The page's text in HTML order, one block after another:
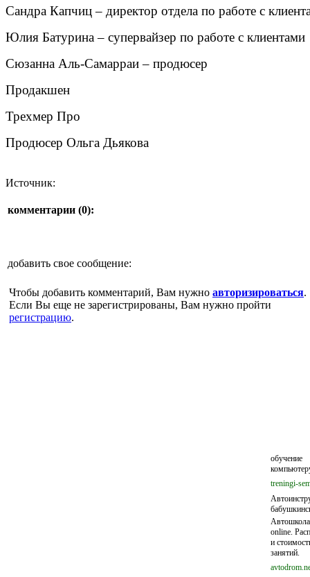
Сандра Капчиц – директор отдела по работе с
Юлия Батурина – супервайзер по работе с клиентами
Сюзанна Аль-Самарраи – продюсер
Продакшен
Трехмер Про
Продюсер Ольга Дьякова
Источник:
комментарии (0):
добавить свое сообщение:
Чтобы добавить комментарий, Вам нужно авторизироваться.
Если Вы еще не зарегистрированы, Вам нужно пройти
регистрацию.
обучение
treningi-
Автошкола
online.
и
занятий.